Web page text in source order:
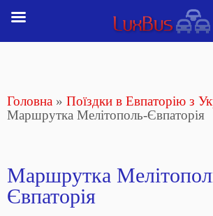
Головна » Поїздки в Евпаторію з
Маршрутка Мелітополь-Євпаторія
Маршрутка
Євпаторія